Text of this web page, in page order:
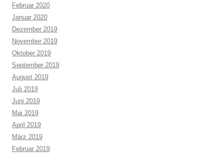
Februar 2020
Januar 2020
Dezember 2019
November 2019
Oktober 2019
September 2019
August 2019
Juli 2019
Juni 2019
Mai 2019
April 2019
März 2019
Februar 2019